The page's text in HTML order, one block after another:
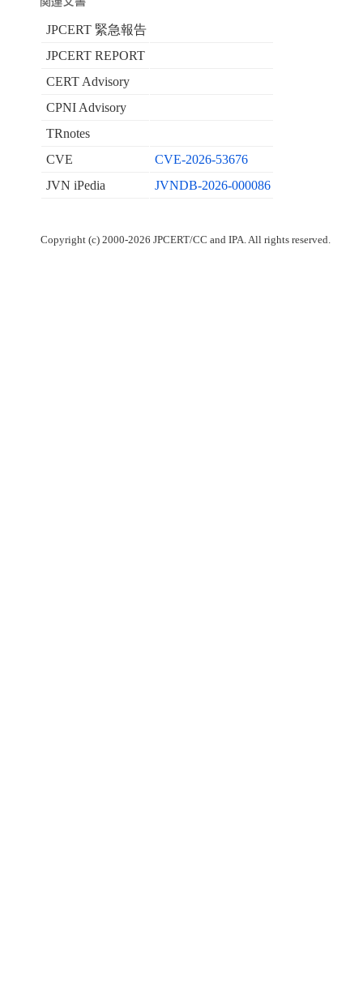
JPCERT 緊急報告
JPCERT REPORT
CERT Advisory
CPNI Advisory
TRnotes
CVE
CVE-2026-53676
JVN iPedia
JVNDB-2026-000086
Copyright (c) 2000-2026 JPCERT/CC and IPA. All rights reserved.